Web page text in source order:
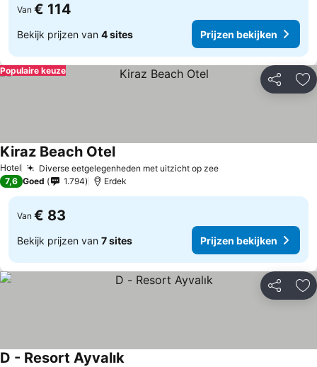
Van € 114
Bekijk prijzen van 4 sites Prijzen bekijken
Delen
Populaire keuze
Hotel Diverse eetgelegenheden met uitzicht op zee
Kiraz Beach Otel
7,6 Goed 1.794 Erdek
Van € 83
Bekijk prijzen van 7 sites Prijzen bekijken
Delen
D - Resort Ayvalık